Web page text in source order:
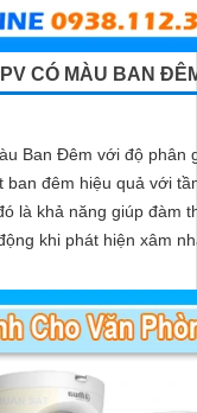
CÓ MÀU BAN
Ban Đêm với độ phân
ban đêm hiệu quả với
là khả năng giúp đàm
khi phát hiện xâm